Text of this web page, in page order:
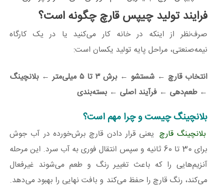
فرایند تولید چیپس قارچ چگونه است؟
صرف‌نظر از اینکه در خانه کار می‌کنید یا در یک کارگاه
نیمه‌صنعتی، مراحل پایه تولید یکسان است:
انتخاب قارچ ← شستشو ← برش ۳ تا ۵ میلی‌متر ← بلانچینگ
← طعم‌دهی ← فرآیند اصلی ← بسته‌بندی
بلانچینگ چیست و چرا مهم است؟
بلانچینگ قارچ یعنی قرار دادن قارچ برش‌خورده در آب جوش
برای 30 تا 60 ثانیه و سپس انتقال فوری به آب سرد. این مرحله
آنزیم‌هایی را که باعث تغییر رنگ و طعم می‌شوند غیرفعال
می‌کند، رنگ قارچ را حفظ می‌کند و بافت نهایی را بهبود می‌دهد.